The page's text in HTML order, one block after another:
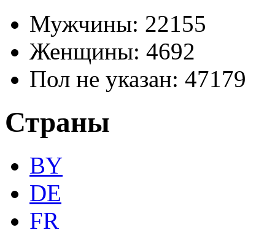
Мужчины: 22155
Женщины: 4692
Пол не указан: 47179
Страны
BY
DE
FR